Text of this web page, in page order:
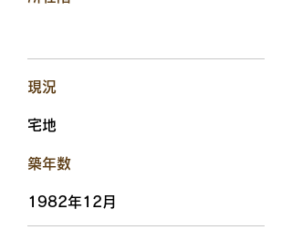
​現況
宅地
​築年数
1982年12月